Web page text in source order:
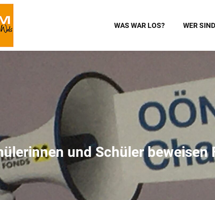
WAS WAR LOS? WER
und Schüler beweisen